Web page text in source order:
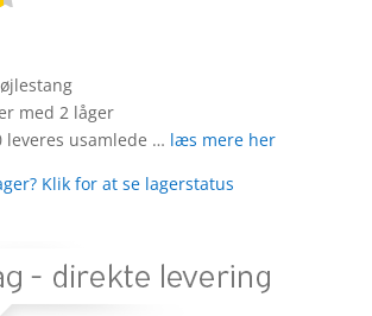
med 2 låger
leveres usamlede … læs mere her
Klik for at se lagerstatus